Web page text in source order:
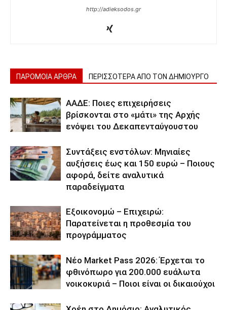
http://adieksodos.gr
ΠΑΡΟΜΟΙΑ ΑΡΘΡΑ ΠΕΡΙΣΣΟΤΕΡΑ ΑΠΟ ΤΟΝ ΔΗΜΙΟΥΡΓΟ
ΑΑΔΕ: Ποιες επιχειρήσεις
βρίσκονται στο «μάτι» της Αρχής
ενόψει του Δεκαπενταύγουστου
Συντάξεις ενστόλων: Mηνιαίες
αυξήσεις έως και 150 ευρώ – Ποιους
αφορά, δείτε αναλυτικά
παραδείγματα
Εξοικονομώ – Επιχειρώ:
Παρατείνεται η προθεσμία του
προγράμματος
Νέο Market Pass 2026: Έρχεται το
φθινόπωρο για 200.000 ευάλωτα
νοικοκυριά – Ποιοι είναι οι δικαιούχοι